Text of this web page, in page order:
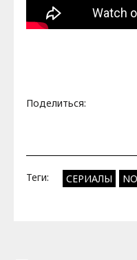
Поделиться:
Теги: СЕРИАЛЫ